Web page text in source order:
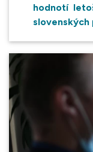
hodnotí
slovenských